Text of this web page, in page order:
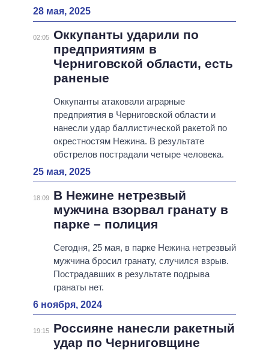
28 мая, 2025
02:05 Оккупанты ударили по
предприятиям в
Черниговской области, есть
раненые
Оккупанты атаковали аграрные
предприятия в Черниговской области и
нанесли удар баллистической ракетой по
окрестностям Нежина. В результате
обстрелов пострадали четыре человека.
25 мая, 2025
18:09
В Нежине нетрезвый
мужчина взорвал гранату в
парке – полиция
Сегодня, 25 мая, в парке Нежина нетрезвый
мужчина бросил гранату, случился взрыв.
Пострадавших в результате подрыва
гранаты нет.
6 ноября, 2024
19:15
Россияне нанесли ракетный
удар по Черниговщине